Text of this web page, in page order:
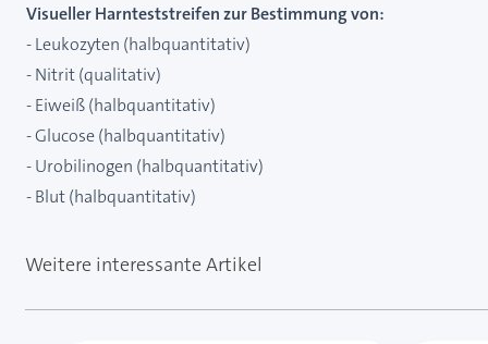
Visueller Harnteststreifen zur Bestimmung von:
- Leukozyten (halbquantitativ)
- Nitrit (qualitativ)
- Eiweiß (halbquantitativ)
- Glucose (halbquantitativ)
- Urobilinogen (halbquantitativ)
- Blut (halbquantitativ)
Weitere interessante Artikel